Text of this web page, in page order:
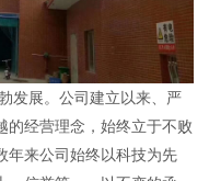
展。公司建立以来、严
的经营理念，始终立于不败
年来公司始终以科技为先